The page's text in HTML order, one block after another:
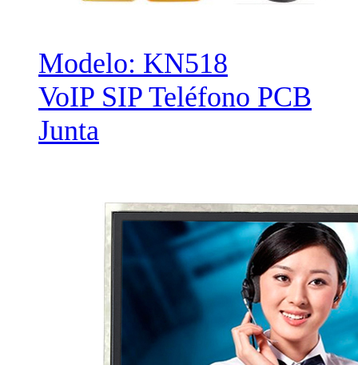
Modelo: KN518
VoIP SIP Teléfono PCB
Junta